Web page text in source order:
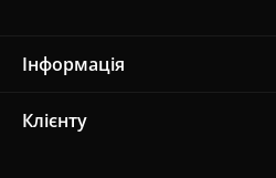
Інформація
Клієнту